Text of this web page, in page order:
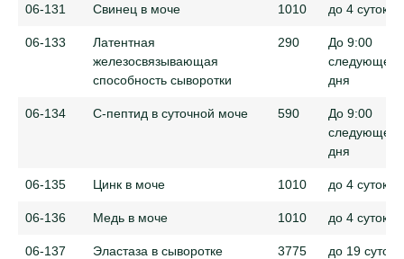
06-131 Свинец в моче 1010 до 4 суток
06-133
Латентная
железосвязывающая
способность сыворотки
290
До 9:00
следующего
дня
06-134 С-пептид в суточной моче 590
До 9:00
следующего
дня
06-135 Цинк в моче 1010 до 4 суток
06-136 Медь в моче 1010 до 4 суток
06-137 Эластаза в сыворотке 3775 до 19 суток